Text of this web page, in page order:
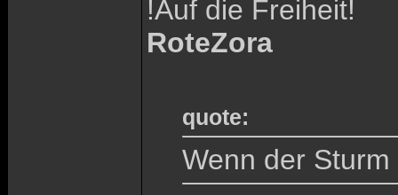
!Auf die Freiheit!
RoteZora
quote:
Wenn der